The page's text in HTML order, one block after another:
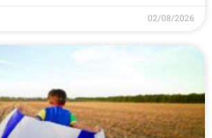
02/08/2026